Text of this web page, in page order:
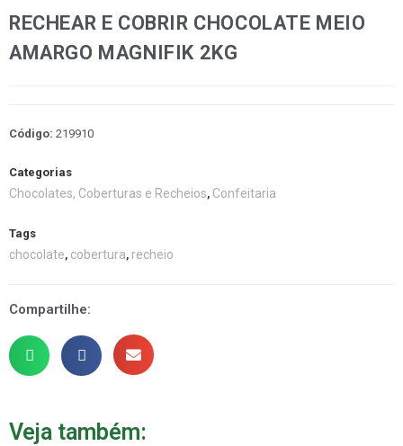
RECHEAR E COBRIR CHOCOLATE MEIO
AMARGO MAGNIFIK 2KG
Código: 219910
Categorias
Chocolates, Coberturas e Recheios, Confeitaria
Tags
chocolate, cobertura, recheio
Compartilhe:
Veja também: